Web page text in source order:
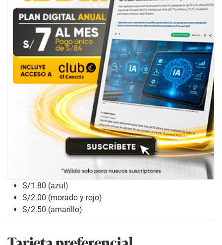
S/1.80 (azul)
S/2.00 (morado y rojo)
S/2.50 (amarillo)